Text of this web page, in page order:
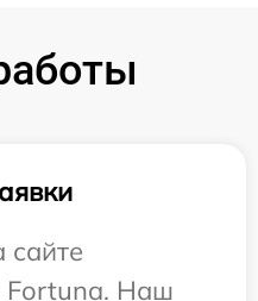
сайте
Fortuna. Наш